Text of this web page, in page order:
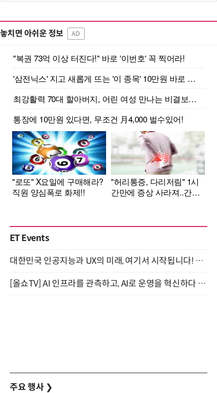
놓치면 아쉬운 정보 AD
ET Events
대한민국 인공지능과 UX의 미래, 여기서 시작됩니다! UX Korea 2026 - Fall 9월 2일 개최
[올쇼TV] AI 인프라를 관측하고, AI로 운영을 혁신하다 (8월 11일 생방송)
주요 행사 ❯